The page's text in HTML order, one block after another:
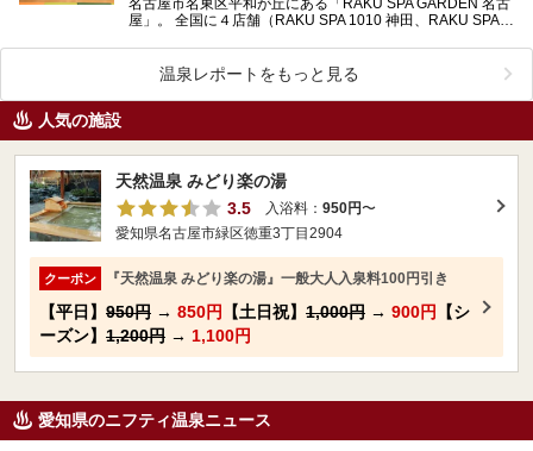
屋」。 全国に４店舗（RAKU SPA 1010 神田、RAKU SPA
温泉レポートをもっと見る
人気の施設
天然温泉 みどり楽の湯
3.5
入浴料： 950円〜
愛知県名古屋市緑区徳重3丁目2904
クーポン 『天然温泉 みどり楽の湯』一般大人入泉料100円引き
【平日】 950円 → 850円 【土日祝】 1,000円 → 900円
【シ
ーズン】 1,200円 → 1,100円
愛知県のニフティ温泉ニュース